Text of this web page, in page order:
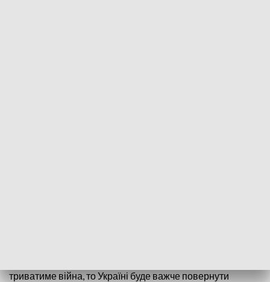
триватиме війна, то Україні буде важче повернути